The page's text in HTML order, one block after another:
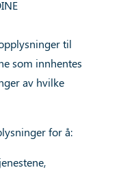
til
som innhentes
av hvilke
for å: